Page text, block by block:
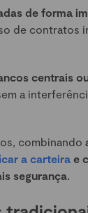
de forma
de contratos
centrais
a
combinando
a carteira e
segurança.